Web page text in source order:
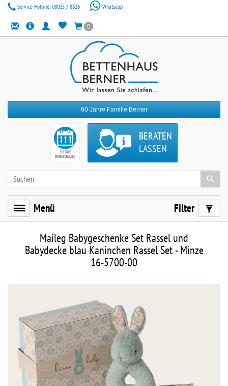
Service-Hotline: 08025 / 8826 Whatsapp
0
60 Jahre Familie Berner
BERATEN
LASSEN
Menü Filter
Maileg Babygeschenke Set Rassel und
Babydecke blau Kaninchen Rassel Set - Minze
16-5700-00